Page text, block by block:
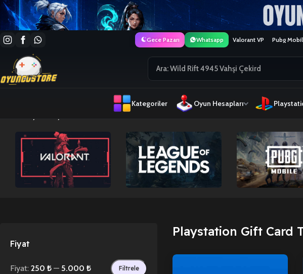
Gece Pazarı Whatsapp Valorant VP Pubg
Kategoriler Oyun Hesapları
Playstation Gift Card TR
Fiyat
Filtrele
Fiyat: 250 ₺ — 5.000 ₺
Playstation Gift Card